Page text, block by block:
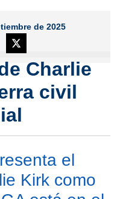
de 2025
Charlie
civil
el
Kirk como